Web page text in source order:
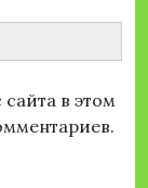
в этом